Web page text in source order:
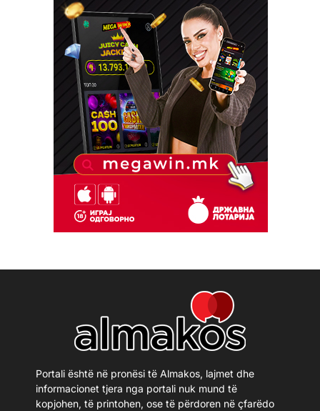
Portali është në pronësi të Almakos, lajmet dhe
informacionet tjera nga portali nuk mund të
kopjohen, të printohen, ose të përdoren në çfarëdo